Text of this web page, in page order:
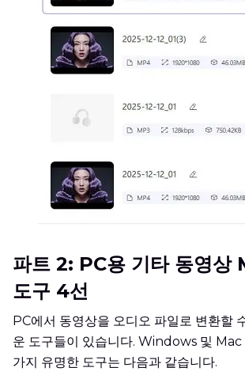
파트 2: PC용 기타 동영상
도구 4선
PC에서 동영상을 오디오 파일로 변환할
운 도구들이 있습니다. Windows 및 Mac
가지 유명한 도구는 다음과 같습니다.